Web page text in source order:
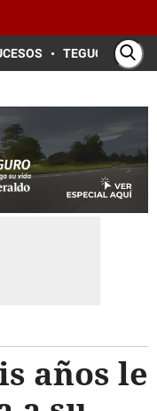
TEGUCIGALPA
años le